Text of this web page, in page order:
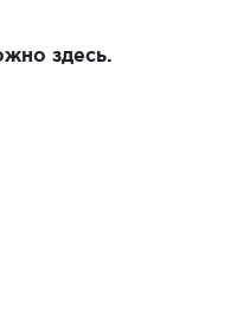
здесь.